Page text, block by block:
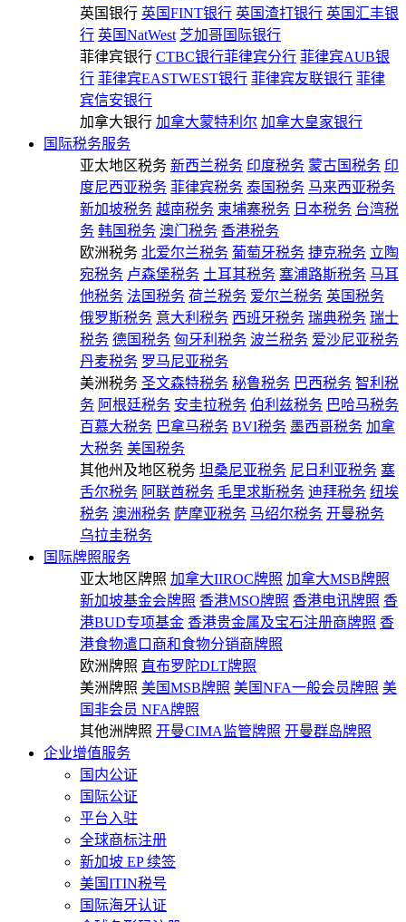
英国银行 英国FINT银行 英国渣打银行 英国汇丰银
行 英国NatWest 芝加哥国际银行
菲律宾银行 CTBC银行菲律宾分行 菲律宾AUB银
行 菲律宾EASTWEST银行 菲律宾友联银行 菲律
宾信安银行
加拿大银行 加拿大蒙特利尔 加拿大皇家银行
国际税务服务
亚太地区税务 新西兰税务 印度税务 蒙古国税务 印
度尼西亚税务 菲律宾税务 泰国税务 马来西亚税务
新加坡税务 越南税务 柬埔寨税务 日本税务 台湾税
务 韩国税务 澳门税务 香港税务
欧洲税务 北爱尔兰税务 葡萄牙税务 捷克税务 立陶
宛税务 卢森堡税务 土耳其税务 塞浦路斯税务 马耳
他税务 法国税务 荷兰税务 爱尔兰税务 英国税务
俄罗斯税务 意大利税务 西班牙税务 瑞典税务 瑞士
税务 德国税务 匈牙利税务 波兰税务 爱沙尼亚税务
丹麦税务 罗马尼亚税务
美洲税务 圣文森特税务 秘鲁税务 巴西税务 智利税
务 阿根廷税务 安圭拉税务 伯利兹税务 巴哈马税务
百慕大税务 巴拿马税务 BVI税务 墨西哥税务 加拿
大税务 美国税务
其他州及地区税务 坦桑尼亚税务 尼日利亚税务 塞
舌尔税务 阿联酋税务 毛里求斯税务 迪拜税务 纽埃
税务 澳洲税务 萨摩亚税务 马绍尔税务 开曼税务
乌拉圭税务
国际牌照服务
亚太地区牌照 加拿大IIROC牌照 加拿大MSB牌照
新加坡基金会牌照 香港MSO牌照 香港电讯牌照 香
港BUD专项基金 香港贵金属及宝石注册商牌照 香
港食物遣口商和食物分销商牌照
欧洲牌照 直布罗陀DLT牌照
美洲牌照 美国MSB牌照 美国NFA一般会员牌照 美
国非会员 NFA牌照
其他洲牌照 开曼CIMA监管牌照 开曼群岛牌照
企业增值服务
国内公证
国际公证
平台入驻
全球商标注册
新加坡 EP 续签
美国ITIN税号
国际海牙认证